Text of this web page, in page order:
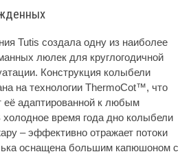
Tutis создала одну из наиболее
люлек для круглогодичной
Конструкция колыбели
на технологии ThermoCot™, что
её адаптированной к любым
время года дно колыбели
– эффективно отражает потоки
оснащена большим капюшоном с